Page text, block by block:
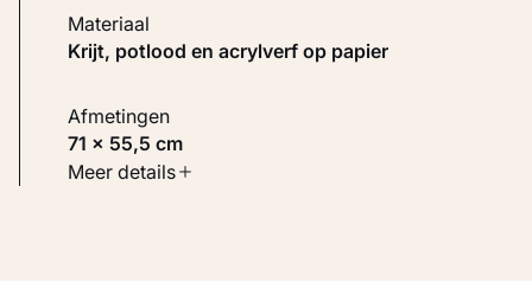
Materiaal
Krijt, potlood en acrylverf op papier
Afmetingen
71 × 55,5 cm
Soort werk
Meer details